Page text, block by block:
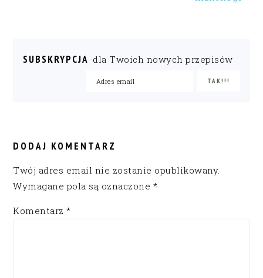
SUBSKRYPCJA dla Twoich nowych przepisów
INTERACTIONS
DODAJ KOMENTARZ
Twój adres email nie zostanie opublikowany.
Wymagane pola są oznaczone *
Komentarz*